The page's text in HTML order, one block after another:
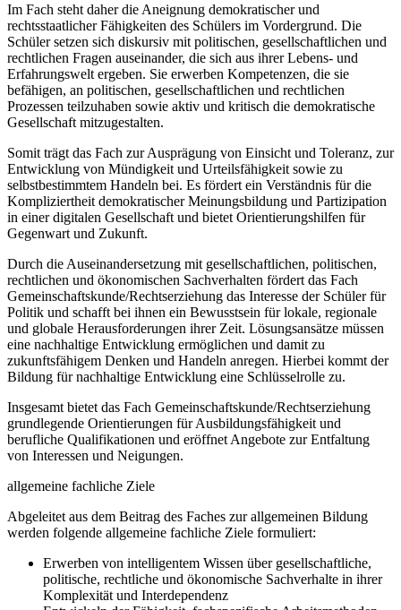
Im Fach steht daher die Aneignung demokratischer und
rechtsstaatlicher Fähigkeiten des Schülers im Vordergrund. Die
Schüler setzen sich diskursiv mit politischen, gesellschaftlichen und
rechtlichen Fragen auseinander, die sich aus ihrer Lebens- und
Erfahrungswelt ergeben. Sie erwerben Kompetenzen, die sie
befähigen, an politischen, gesellschaftlichen und rechtlichen
Prozessen teilzuhaben sowie aktiv und kritisch die demokratische
Gesellschaft mitzugestalten.
Somit trägt das Fach zur Ausprägung von Einsicht und Toleranz, zur
Entwicklung von Mündigkeit und Urteilsfähigkeit sowie zu
selbstbestimmtem Handeln bei. Es fördert ein Verständnis für die
Kompliziertheit demokratischer Meinungsbildung und Partizipation
in einer digitalen Gesellschaft und bietet Orientierungshilfen für
Gegenwart und Zukunft.
Durch die Auseinandersetzung mit gesellschaftlichen, politischen,
rechtlichen und ökonomischen Sachverhalten fördert das Fach
Gemeinschaftskunde/Rechtserziehung das Interesse der Schüler für
Politik und schafft bei ihnen ein Bewusstsein für lokale, regionale
und globale Herausforderungen ihrer Zeit. Lösungsansätze müssen
eine nachhaltige Entwicklung ermöglichen und damit zu
zukunftsfähigem Denken und Handeln anregen. Hierbei kommt der
Bildung für nachhaltige Entwicklung eine Schlüsselrolle zu.
Insgesamt bietet das Fach Gemeinschaftskunde/Rechtserziehung
grundlegende Orientierungen für Ausbildungsfähigkeit und
berufliche Qualifikationen und eröffnet Angebote zur Entfaltung
von Interessen und Neigungen.
allgemeine fachliche Ziele
Abgeleitet aus dem Beitrag des Faches zur allgemeinen Bildung
werden folgende allgemeine fachliche Ziele formuliert:
Erwerben von intelligentem Wissen über gesellschaftliche,
politische, rechtliche und ökonomische Sachverhalte in ihrer
Komplexität und Interdependenz